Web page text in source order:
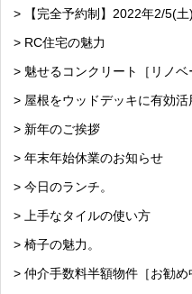
> 【完全予約制】2022年2/5(
> RC住宅の魅力
> 魅せるコンクリート［リノベ
> 屋根をウッドデッキに有効活
> 新年のご挨拶
> 年末年始休業のお知らせ
> 今日のランチ。
> 上手なタイルの使い方
> 椅子の魅力。
> 仲介手数料半額物件［お勧め